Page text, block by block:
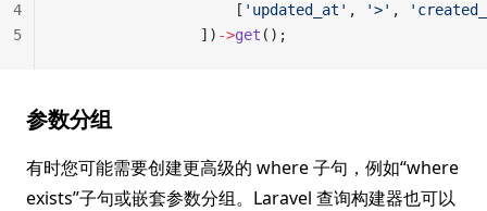
                    [
'updated_at' , '>' ,
                ])
->get ();
4
5
参数分组
有时您可能需要创建更高级的 where 子句，例如“where
exists”子句或嵌套参数分组。Laravel 查询构建器也可以